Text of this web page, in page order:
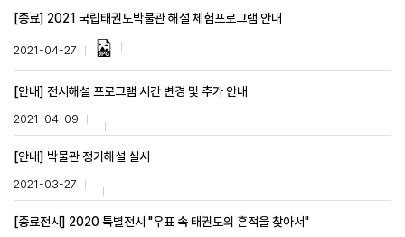
[종료] 2021 국립태권도박물관 해설 체험프로그램 안내
2021-04-27
[안내] 전시해설 프로그램 시간 변경 및 추가 안내
2021-04-09
[안내] 박물관 정기해설 실시
2021-03-27
[종료전시] 2020 특별전시 "우표 속 태권도의 흔적을 찾아서"